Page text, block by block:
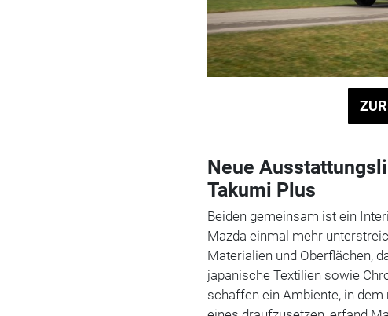
Neue
Takumi Plus
Beiden gemeinsam ist ein
Mazda einmal mehr
Materialien und Oberflächen,
japanische Textilien sowie
schaffen ein Ambiente, in